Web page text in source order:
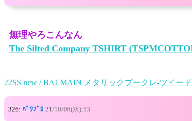
無理やろこんなん
The Silted Company TSHIRT
22SS new / BALMAIN メタリックブークレ-ツイー
326: ﾊﾟﾜﾌﾟﾛ 21/10/06(水):53